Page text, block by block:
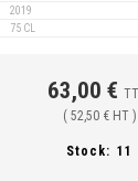
2019
75 CL
63,00 €
( 52,50 € HT )
Stock: 11